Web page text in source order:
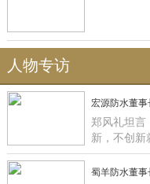
人物专访
宏源防水董事
郑风礼坦言
新，不创新
名，起码就
蜀羊防水董事